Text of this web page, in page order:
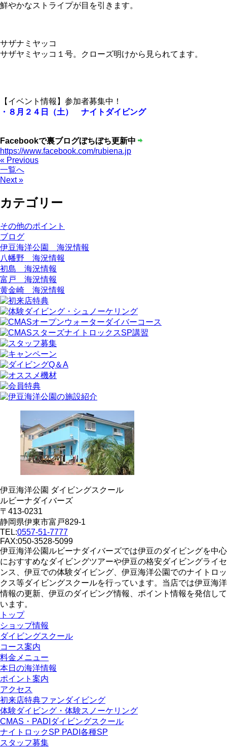
鮮やかなストライプが目を引きます。
サザナミヤッコ
サザヤミヤッコ１号。クローズ明けから見られてます。
【イベント情報】参加者募集中！
・８月２４日（土） ナイトダイビング
Facebookで裏ブログぼちぼち更新中
https://www.facebook.com/rubiena.jp
« Previous
一覧へ
Next »
カテゴリー
その他のポイント
ブログ
伊豆海洋公園 海況情報
八幡野 海況情報
初島 海況情報
富戸 海況情報
黄金崎 海況情報
伊豆海洋公園 ダイビングスクール
ルビーナダイバーズ
〒413-0231
静岡県伊東市富戸829-1
TEL:0557-51-7777
FAX:050-3528-5099
伊豆海洋公園ルビーナダイバーズでは伊豆のダイビングを中心
におすすめなダイビングツアーや伊豆の格安ダイビングライセ
ンス、伊豆での体験ダイビング、伊豆海洋公園でのナイトロッ
クス等ダイビングスクールを行っています。当店では伊豆海洋
情報の更新、伊豆のダイビング情報、ポイント情報を発信して
います。
トップ
ショップ情報
ダイビングスクール
コース案内
料金メニュー
本日の海洋情報
ポイント案内
アクセス
初来店特典ファンダイビング
体験ダイビング・体験スノーケリング
CMAS・PADIダイビングスクール
ナイトロックSP PADI各種SP
スタッフ募集